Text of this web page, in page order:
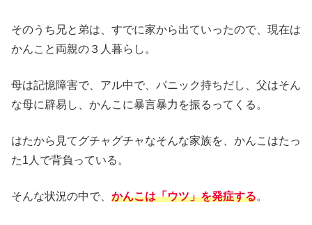
そのうち兄と弟は、すでに家から出ていったので、現在は
かんこと両親の３人暮らし。
母は記憶障害で、アル中で、パニック持ちだし、父はそん
な母に辟易し、かんこに暴言暴力を振るってくる。
はたから見てグチャグチャなそんな家族を、かんこはたっ
た1人で背負っている。
そんな状況の中で、 かんこは「ウツ」を発症する。